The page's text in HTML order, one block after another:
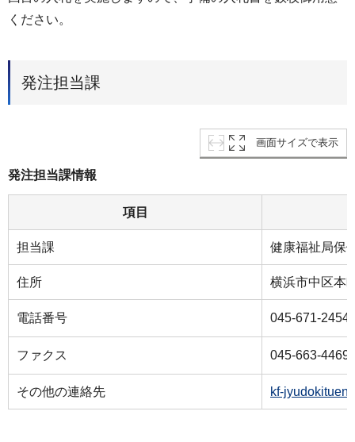
ください。
発注担当課
画面サイズで表示
発注担当課情報
項目
担当課 健康福祉局保
住所 横浜市中区本
電話番号 045-671-2454
ファクス 045-663-4469
その他の連絡先 kf-